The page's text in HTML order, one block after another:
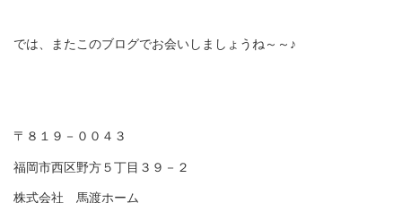
では、またこのブログでお会いしましょうね～～♪
〒８１９－００４３
福岡市西区野方５丁目３９－２
株式会社 馬渡ホーム